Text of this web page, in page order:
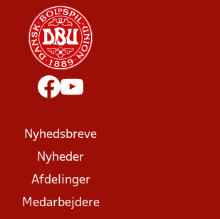
Nyhedsbreve
Nyheder
Afdelinger
Medarbejdere